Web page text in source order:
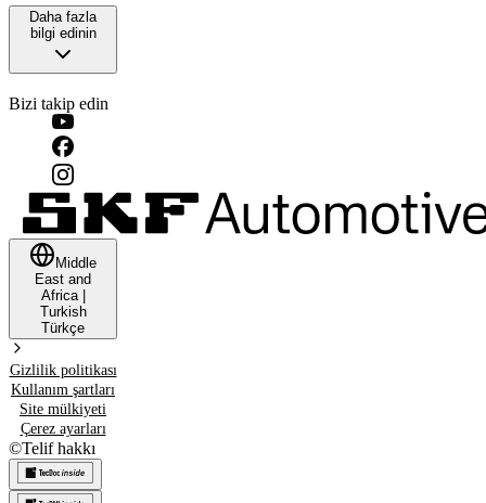
Daha fazla
bilgi edinin
Bizi takip edin
Middle
East and
Africa|
Turkish
Türkçe
Gizlilik politikası
Kullanım şartları
Site mülkiyeti
Çerez ayarları
©Telif hakkı